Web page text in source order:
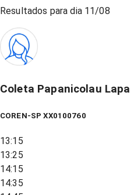
Resultados para dia 11/08
Coleta Papanicolau Lapa
COREN-SP XX0100760
13:15
13:25
14:15
14:35